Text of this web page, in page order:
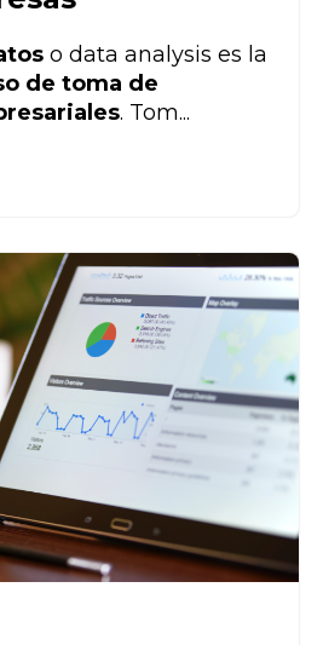
o data analysis es la
de toma de
. Tom...